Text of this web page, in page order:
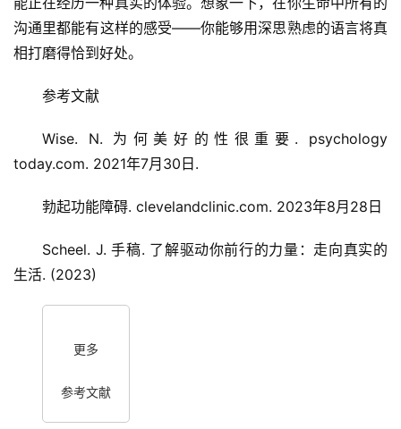
沟通里都能有这样的感受——你能够用深思熟虑的语言将真
相打磨得恰到好处。
参考文献
Wise. N. 为何美好的性很重要. psychology
today.com. 2021年7月30日.
勃起功能障碍. clevelandclinic.com. 2023年8月28日
Scheel. J. 手稿. 了解驱动你前行的力量：走向真实的
生活. (2023)
更多
参考文献